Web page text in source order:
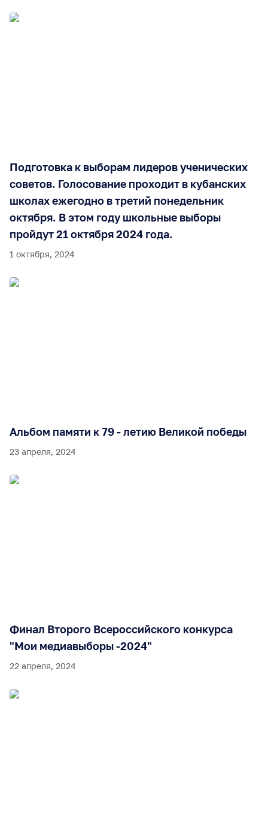
Подготовка к выборам лидеров ученических
советов. Голосование проходит в кубанских
школах ежегодно в третий понедельник
октября. В этом году школьные выборы
пройдут 21 октября 2024 года.
1 октября, 2024
Альбом памяти к 79 - летию Великой победы
23 апреля, 2024
Финал Второго Всероссийского конкурса
"Мои медиавыборы -2024"
22 апреля, 2024